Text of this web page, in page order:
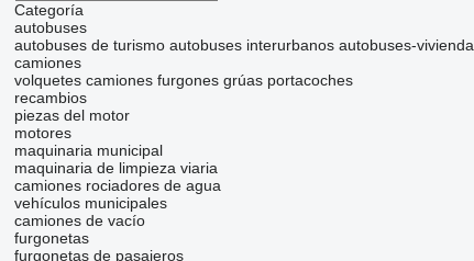
Categoría
autobuses
autobuses de turismo autobuses interurbanos autobuses-vivienda
camiones
volquetes camiones furgones grúas portacoches
recambios
piezas del motor
motores
maquinaria municipal
maquinaria de limpieza viaria
camiones rociadores de agua
vehículos municipales
camiones de vacío
furgonetas
furgonetas de pasajeros